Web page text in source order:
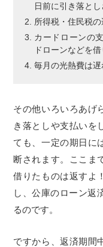
日前に引き落とし
所得税・住民税の
カードローンの
ドローンなどを
毎月の光熱費は遅
その他いろいろあげ
き落としや支払いを
ても、一定の期日に
断されます。ここま
借りたものは返すよ
し、公庫のローン返
るのです。
ですから、返済期間